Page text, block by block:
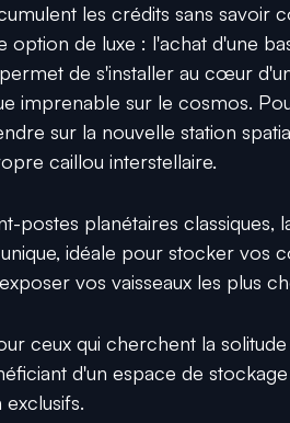
les crédits sans savoir
option de luxe : l'achat d'une
de s'installer au cœur
imprenable sur le cosmos.
sur la nouvelle station
caillou interstellaire.
postes planétaires classiques,
idéale pour stocker vos
vos vaisseaux les plus
ceux qui cherchent la
d'un espace de